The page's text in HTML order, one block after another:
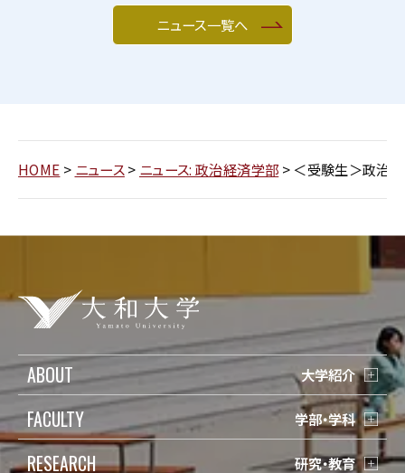
ニュース一覧へ
HOME > ニュース> ニュース: 政治経済学部 >＜受験生＞政治
ABOUT 大学紹介
FACULTY 学部・学科
RESEARCH 研究・教育